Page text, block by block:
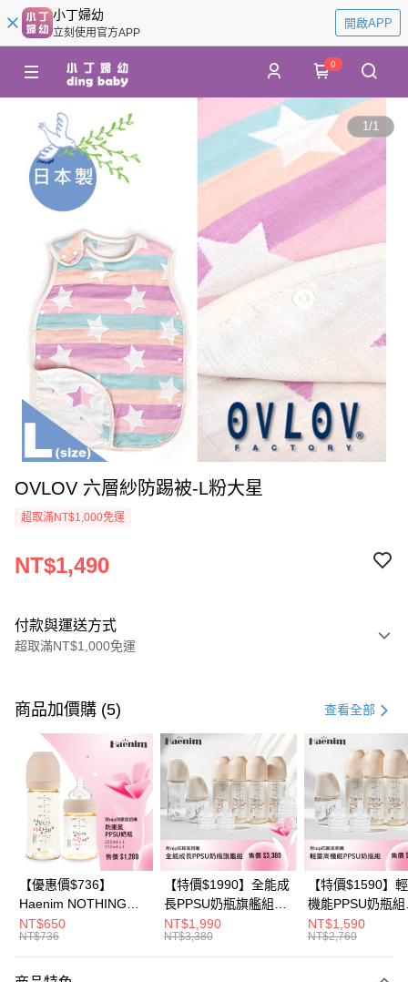
小丁婦幼
立刻使用官方APP
開啟APP
0
1/1
OVLOV 六層紗防踢被-L粉大星
超取滿NT$1,000免運
NT$1,490
付款與運送方式
超取滿NT$1,000免運
信用卡一次付款
信用卡分期付款
3 期 0 利率 每期 NT$496 21家銀行
合作金庫商業銀行
第一商業銀行
華南商業銀行
彰化商業銀行
上海商業儲蓄銀行
台北富邦商業銀行
國泰世華商業銀行
兆豐國際商業銀行
臺灣中小企業銀行
台中商業銀行
匯豐（台灣）商業銀行
華泰商業銀行
遠東國際商業銀行
元大商業銀行
6 期 0 利率 每期NT$248 21家銀行
合作金庫商業銀行
第一商業銀行
華南商業銀行
彰化商業銀行
上海商業儲蓄銀行
台北富邦商業銀行
國泰世華商業銀行
兆豐國際商業銀行
臺灣中小企業銀行
台中商業銀行
匯豐（台灣）商業銀行
華泰商業銀行
聯邦商業銀行
玉山商業銀行
超商取貨付款
LINE Pay
Apple Pay
悠遊付
商品加價購 (5) 查看全部
【優惠價$736】
Haenim NOTHING™
多合一PPSU防脹氣奶
瓶 2入組
NT$650
NT$736
【特價$1990】全能成
長PPSU奶瓶旗艦組
(PPSU奶瓶
250ml*4+玻璃奶瓶
NT$1,990
NT$3,380
【特價$1590】
機能PPSU奶瓶組
(PPSU奶瓶
250ml*4+玻璃奶
NT$1,590
NT$2,760